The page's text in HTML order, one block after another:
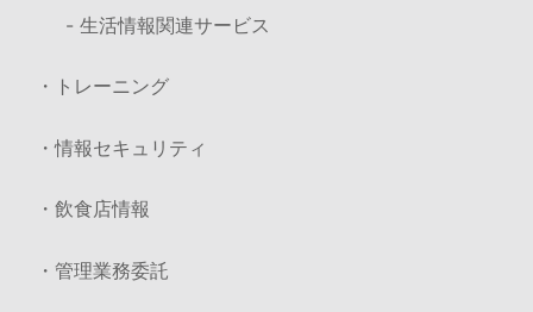
- 生活情報関連サービス
・トレーニング
・情報セキュリティ
・飲食店情報
・管理業務委託